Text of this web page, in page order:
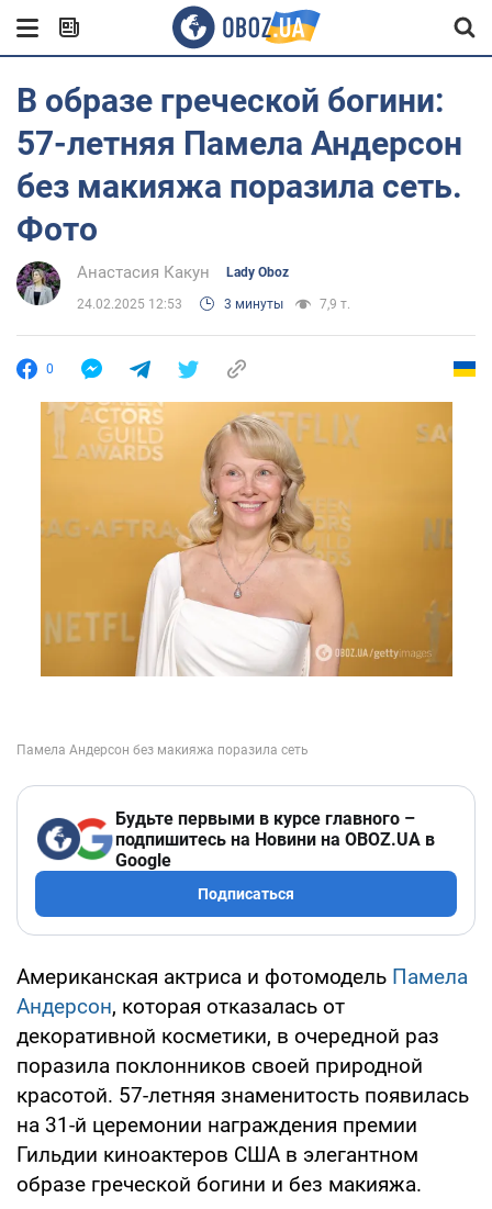
В образе греческой богини:
57-летняя Памела Андерсон
без макияжа поразила сеть.
Фото
Анастасия Какун Lady Oboz
24.02.2025 12:53 3 минуты 7,9 т.
0
Будьте первыми в курсе главного –
подпишитесь на Новини на OBOZ.UA в
Google
Подписаться
Американская актриса и фотомодель Памела
Андерсон, которая отказалась от
декоративной косметики, в очередной раз
поразила поклонников своей природной
красотой. 57-летняя знаменитость появилась
на 31-й церемонии награждения премии
Гильдии киноактеров США в элегантном
образе греческой богини и без макияжа.